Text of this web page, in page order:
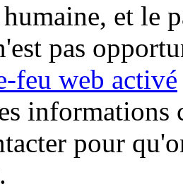
et le
pas
feu web activé
informations
pour